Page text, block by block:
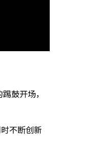
鼓开场，
不断创新